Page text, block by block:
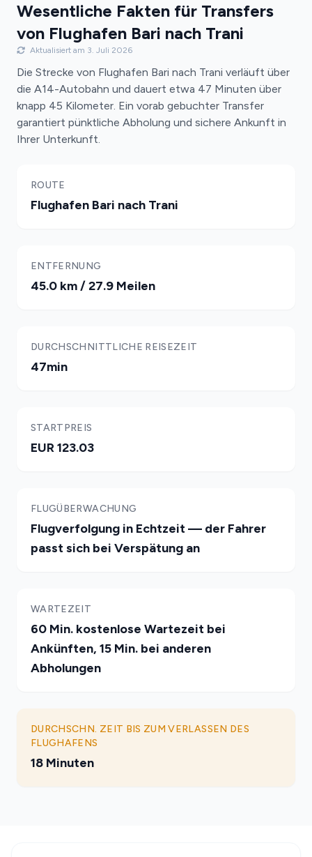
Wesentliche Fakten für Transfers
von Flughafen Bari nach Trani
Aktualisiert am 3. Juli 2026
Die Strecke von Flughafen Bari nach Trani verläuft über
die A14-Autobahn und dauert etwa 47 Minuten über
knapp 45 Kilometer. Ein vorab gebuchter Transfer
garantiert pünktliche Abholung und sichere Ankunft in
Ihrer Unterkunft.
ROUTE
Flughafen Bari nach Trani
ENTFERNUNG
45.0 km / 27.9 Meilen
DURCHSCHNITTLICHE REISEZEIT
47min
STARTPREIS
EUR 123.03
FLUGÜBERWACHUNG
Flugverfolgung in Echtzeit — der Fahrer
passt sich bei Verspätung an
WARTEZEIT
60 Min. kostenlose Wartezeit bei
Ankünften, 15 Min. bei anderen
Abholungen
DURCHSCHN. ZEIT BIS ZUM VERLASSEN DES
FLUGHAFENS
18 Minuten